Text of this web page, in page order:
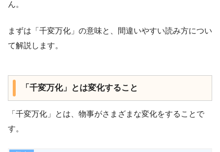
ん。
まずは「千変万化」の意味と、間違いやすい読み方につい
て解説します。
「千変万化」とは変化すること
「千変万化」とは、物事がさまざまな変化をすることで
す。